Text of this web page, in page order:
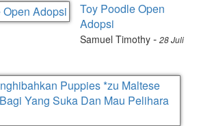
Toy Poodle Open
Adopsi
Samuel Timothy - 28 Juli